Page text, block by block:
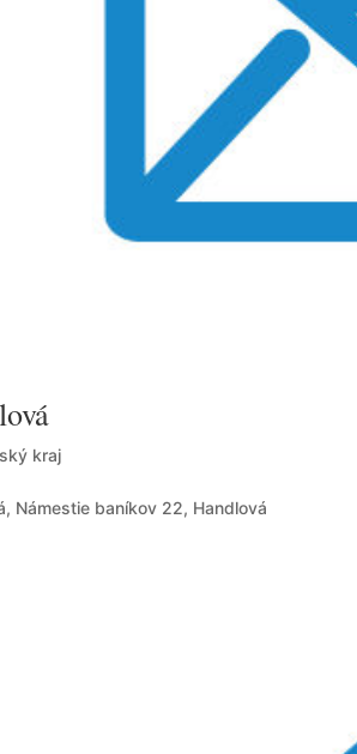
kraj
Námestie baníkov 22, Handlová